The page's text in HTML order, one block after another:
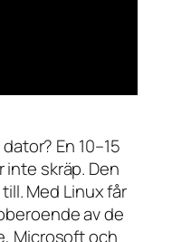
En 10–15
inte skräp. Den
Med Linux får
av de
Microsoft och